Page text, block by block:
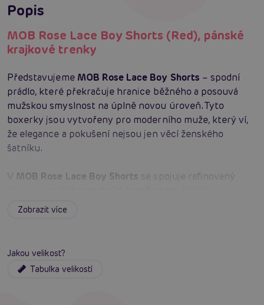
Popis
MOB Rose Lace Boy Shorts (Red), pánské
krajkové trenky
Představujeme MOB Rose Lace Boy Shorts – spodní
prádlo, které překračuje hranice běžného a posouvá
mužskou smyslnost na úplně novou úroveň. Tyto
boxerky jsou vytvořeny pro moderního muže, který ví,
že elegance a pokušení nejsou jen věcí ženského
šatníku.
V MOB Rose Lace Boy Shorts se spojuje rafinovaný
pečlivě ušitý
příležitost. Ať už se chystáte na pracovní schůzku nebo
tou správnou volbou, která z vás udělá pánem situace.
Zobrazit více
Jakou velikost?
Tabulka velikostí